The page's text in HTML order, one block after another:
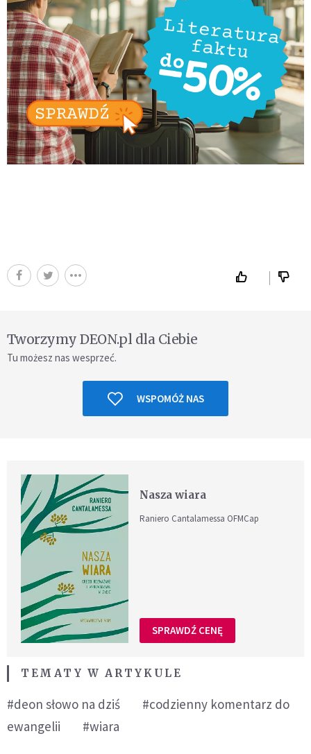
Tworzymy DEON.pl dla Ciebie
Tu możesz nas wesprzeć.
WSPOMÓŻ NAS
Nasza wiara
Raniero Cantalamessa OFMCap
SPRAWDŹ CENĘ
TEMATY W ARTYKULE
#deon słowo na dziś
#codzienny komentarz do
ewangelii
#wiara